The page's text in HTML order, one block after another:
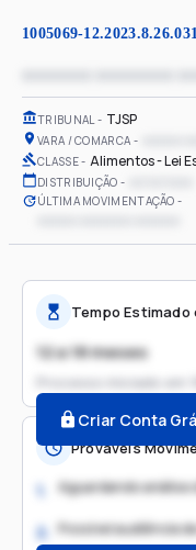
1005069-
TRIBUNAL TJSP
VARA / COMARCA
CLASSE Alimentos - Lei
DISTRIBUIÇÃO
ÚLTIMA MOVIMENTAÇÃO
Tempo
12 a 18 meses
Processo iniciado em
Criar Conta
Prováveis
1. Aguardando análise
2. Possível audiência